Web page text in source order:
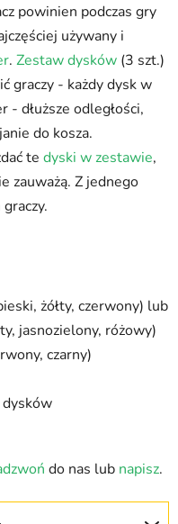
powinien podczas gry
używany i
. Zestaw dysków (3 szt.)
graczy - każdy dysk w
dłuższe odległości,
do kosza.
te dyski w zestawie,
zauważą. Z jednego
żółty, czerwony) lub
jasnozielony, różowy)
czarny)
do nas lub napisz.